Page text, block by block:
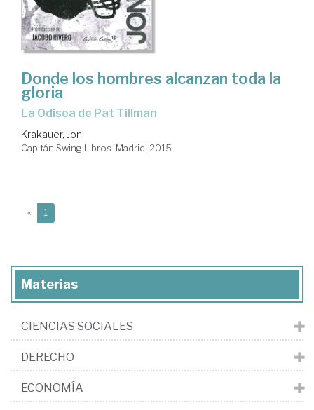
Donde los hombres alcanzan toda la
gloria
la Odisea de Pat Tillman
Krakauer, Jon
Capitán Swing Libros. Madrid, 2015
« 1
Materias
CIENCIAS SOCIALES
DERECHO
ECONOMÍA